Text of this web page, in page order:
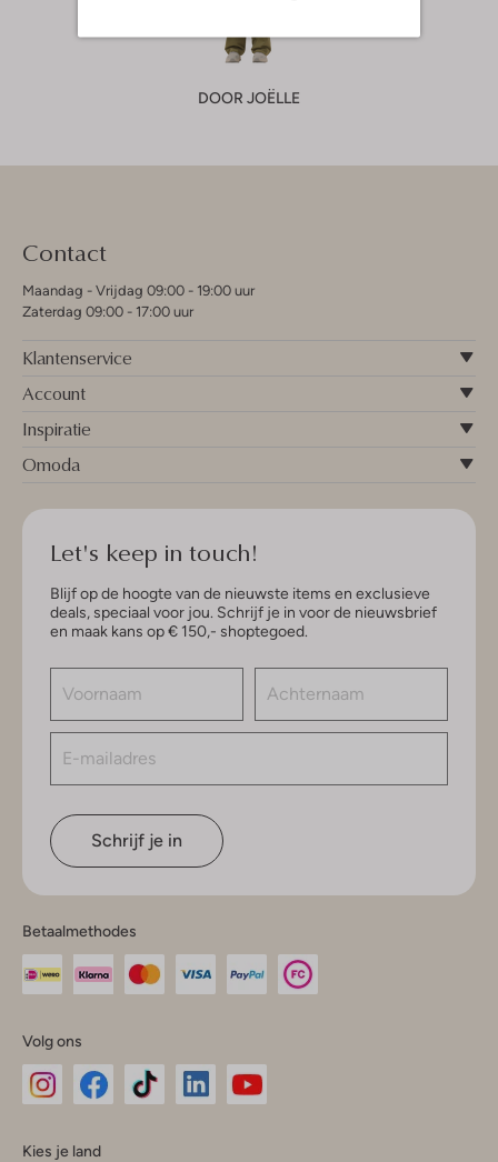
DOOR JOËLLE
Contact
Maandag - Vrijdag 09:00 - 19:00 uur
Zaterdag 09:00 - 17:00 uur
Klantenservice
Account
Inspiratie
Omoda
Let's keep in touch!
Blijf op de hoogte van de nieuwste items en exclusieve
deals, speciaal voor jou. Schrijf je in voor de nieuwsbrief
en maak kans op € 150,- shoptegoed.
Schrijf je in
Betaalmethodes
Volg ons
Kies je land